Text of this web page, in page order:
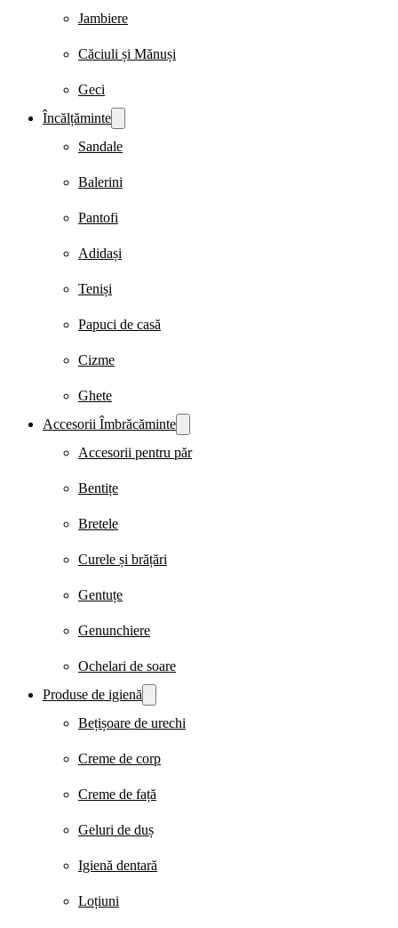
Jambiere
Căciuli și Mănuși
Geci
Încălțăminte
Sandale
Balerini
Pantofi
Adidași
Teniși
Papuci de casă
Cizme
Ghete
Accesorii Îmbrăcăminte
Accesorii pentru păr
Bentițe
Bretele
Curele și brățări
Gentuțe
Genunchiere
Ochelari de soare
Produse de igienă
Bețișoare de urechi
Creme de corp
Creme de față
Geluri de duș
Igienă dentară
Loțiuni